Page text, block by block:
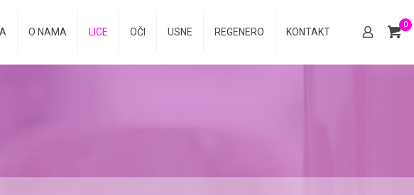
O NAMA LICE OČI USNE REGENERO KONTAKT
0